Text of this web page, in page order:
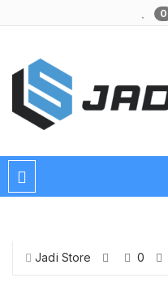
0
Jadi Store 0